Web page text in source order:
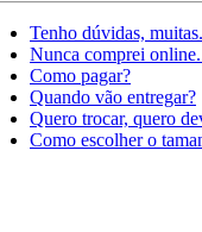
Tenho dúvidas, muitas.
Nunca comprei online.
Como pagar?
Quando vão entregar?
Quero trocar, quero
Como escolher o